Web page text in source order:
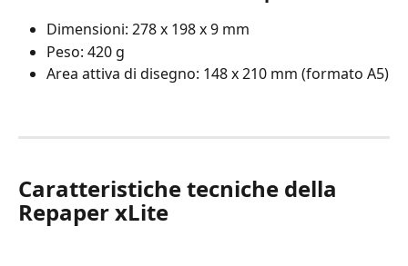
Dimensioni: 278 x 198 x 9 mm
Peso: 420 g
Area attiva di disegno: 148 x 210 mm (formato A5)
Caratteristiche tecniche della
Repaper xLite